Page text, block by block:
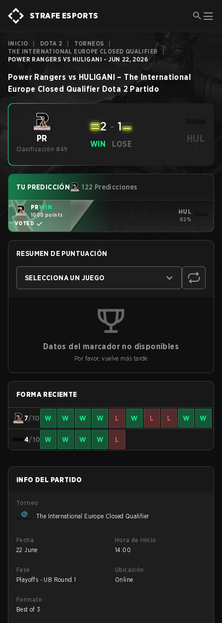
STRAFE ESPORTS
INICIO DOTA 2 TORNEOS
THE INTERNATIONAL EUROPE CLOSED QUALIFIER
POWER RANGERS VS HULIGANI - JUN 22, 2026
Power Rangers vs HULIGANI – The International
Europe Closed Qualifier Dota 2 Partido
PR
Clasificación #49
WIN
2 - 1
LOSE HUL
-
TU PREDICCIÓN 122 Predicciones
PRWIN
1000 points
VOTED
HUL
62%
RESUMEN DE PUNTUACIÓN
SELECCIONA UN JUEGO
Datos del marcador no disponibles
Por favor, vuelve más tarde
FORMA RECIENTE
7/10 W W W W L W L L W W
4/10 W W W W L
INFO DEL PARTIDO
Torneo
The International Europe Closed Qualifier
Fecha
22 June
Hora de inicio
14:00
Fase
Playoffs - UB Round 1
Ubicación
Online
Formato
Best of 3